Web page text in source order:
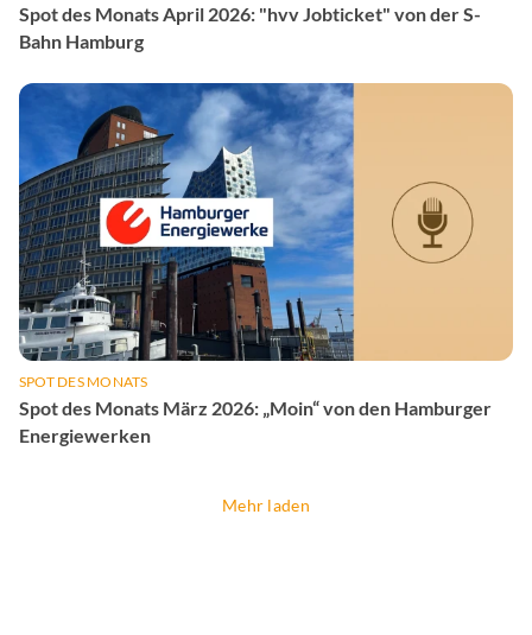
Spot des Monats April 2026: "hvv Jobticket" von der S-
Bahn Hamburg
SPOT DES MONATS
Spot des Monats März 2026: „Moin“ von den Hamburger
Energiewerken
Mehr laden